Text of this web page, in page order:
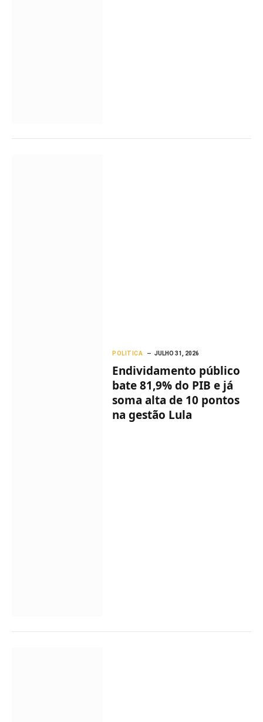
POLITICA JULHO 31, 2026
Endividamento público
bate 81,9% do PIB e já
soma alta de 10 pontos
na gestão Lula